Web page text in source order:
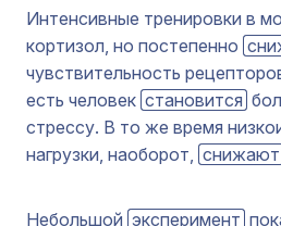
Интенсивные тренировки в
кортизол, но постепенно
чувствительность
есть человек становится
стрессу. В то же время
нагрузки, наоборот, снижают
Небольшой эксперимент